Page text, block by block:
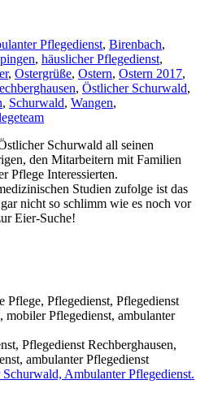
Pflegedienst, Birenbach,
, häuslicher Pflegedienst,
, Ostergrüße, Ostern, Ostern 2017,
, Östlicher Schurwald,
, Schurwald, Wangen,
Schurwald all seinen
den Mitarbeitern mit Familien
Pflege Interessierten.
Studien zufolge ist das
nicht so schlimm wie es noch vor
Eier-Suche!
Ambulanter Pflegedienst.